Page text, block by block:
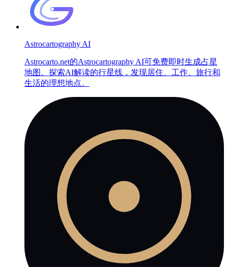
Astrocartography AI
Astrocarto.net的Astrocartography AI可免费即时生成占星
地图。探索AI解读的行星线，发现居住、工作、旅行和
生活的理想地点。